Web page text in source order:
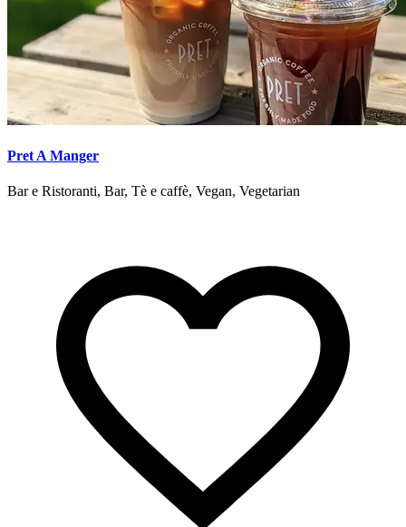
Pret A Manger
Bar e Ristoranti, Bar, Tè e caffè, Vegan, Vegetarian